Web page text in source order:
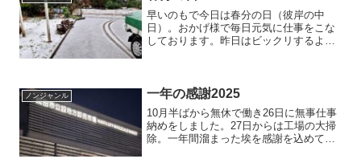
早いのもで今日は春分の日（彼岸の中
日）。おかげ様で毎日元気に仕事をこな
しております。昨日はビックリするよう
かセーフ。ところが最後の１...
ノンジャンル 一年の感謝2025
10月半ばから無休で働き26日に無事仕事
納めをしました。27日からは工場の大掃
除。一年間溜まった埃を感謝を込めて綺